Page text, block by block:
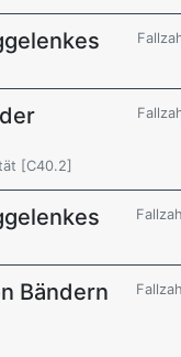
[C40.2]
Bändern